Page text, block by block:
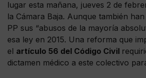
lugar esta mañana, jueves 2 de
la Cámara Baja. Aunque también
PP sus “abusos de la mayoría
esa ley en 2015. Una reforma que
el artículo 56 del Código Civil
dictamen médico a este colectivo